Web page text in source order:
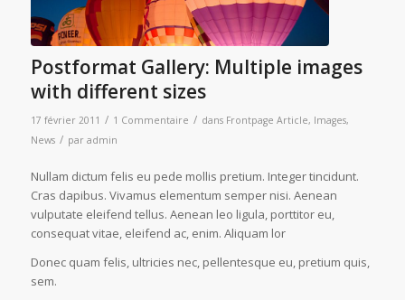
Postformat Gallery: Multiple images
with different sizes
17 février 2011 / 1 Commentaire / dans Frontpage Article, Images,
News / par admin
Nullam dictum felis eu pede mollis pretium. Integer tincidunt.
Cras dapibus. Vivamus elementum semper nisi. Aenean
vulputate eleifend tellus. Aenean leo ligula, porttitor eu,
consequat vitae, eleifend ac, enim. Aliquam lor
Donec quam felis, ultricies nec, pellentesque eu, pretium quis,
sem.